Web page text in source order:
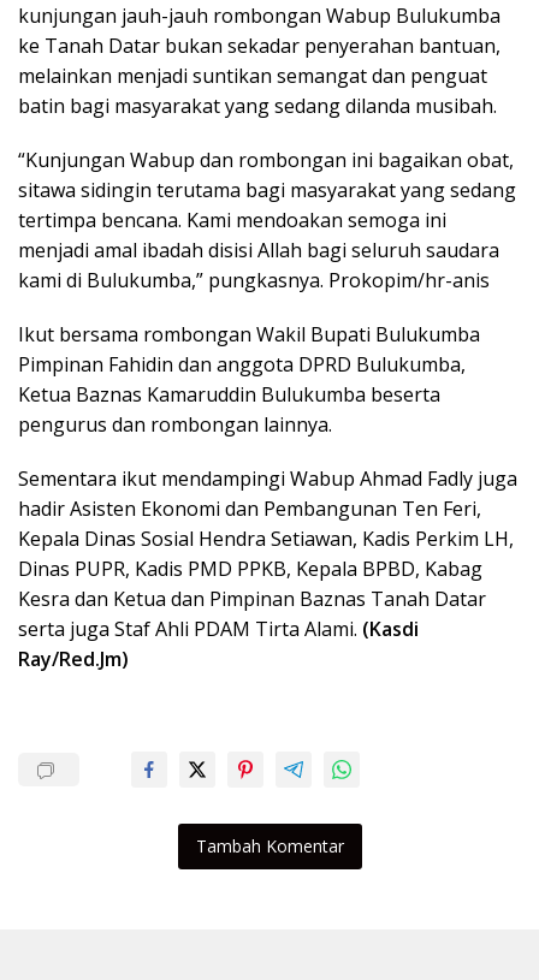
kunjungan jauh-jauh rombongan Wabup Bulukumba
ke Tanah Datar bukan sekadar penyerahan bantuan,
melainkan menjadi suntikan semangat dan penguat
batin bagi masyarakat yang sedang dilanda musibah.
“Kunjungan Wabup dan rombongan ini bagaikan obat,
sitawa sidingin terutama bagi masyarakat yang sedang
tertimpa bencana. Kami mendoakan semoga ini
menjadi amal ibadah disisi Allah bagi seluruh saudara
kami di Bulukumba,” pungkasnya. Prokopim/hr-anis
Ikut bersama rombongan Wakil Bupati Bulukumba
Pimpinan Fahidin dan anggota DPRD Bulukumba,
Ketua Baznas Kamaruddin Bulukumba beserta
pengurus dan rombongan lainnya.
Sementara ikut mendampingi Wabup Ahmad Fadly juga
hadir Asisten Ekonomi dan Pembangunan Ten Feri,
Kepala Dinas Sosial Hendra Setiawan, Kadis Perkim LH,
Dinas PUPR, Kadis PMD PPKB, Kepala BPBD, Kabag
Kesra dan Ketua dan Pimpinan Baznas Tanah Datar
serta juga Staf Ahli PDAM Tirta Alami. (Kasdi
Ray/Red.Jm)
Tambah Komentar